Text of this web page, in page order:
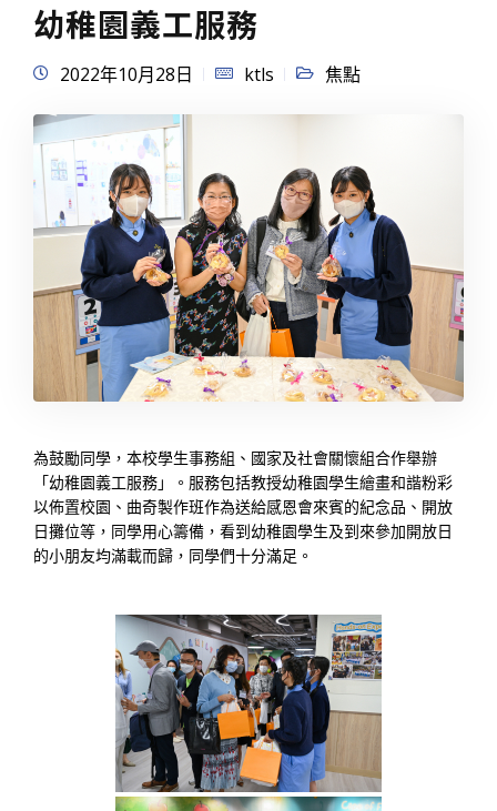
幼稚園義工服務
2022年10月28日 ktls 焦點
為鼓勵同學，本校學生事務組、國家及社會關懷組合作舉辦
「幼稚園義工服務」。服務包括教授幼稚園學生繪畫和諧粉彩
以佈置校園、曲奇製作班作為送給感恩會來賓的紀念品、開放
日攤位等，同學用心籌備，看到幼稚園學生及到來參加開放日
的小朋友均滿載而歸，同學們十分滿足。